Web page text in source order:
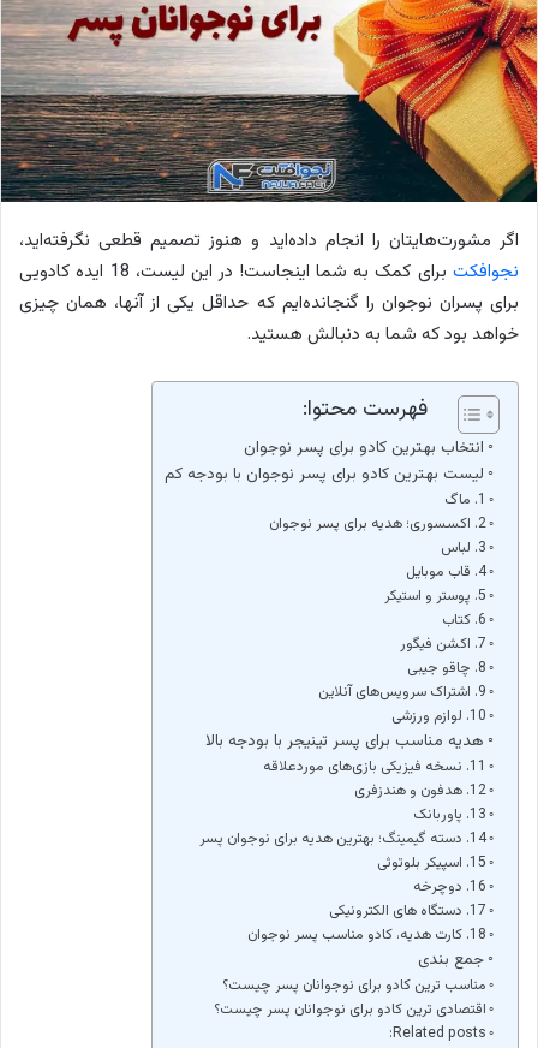
اگر مشورت‌هایتان را انجام داده‌اید و هنوز تصمیم قطعی نگرفته‌اید،
نجوافکت
برای کمک به شما اینجاست! در این لیست، 18 ایده کادویی
برای پسران نوجوان را گنجانده‌ایم که حداقل یکی از آنها، همان چیزی
خواهد بود که شما به دنبالش هستید.
فهرست محتوا:
انتخاب بهترین کادو برای پسر نوجوان
لیست بهترین کادو برای پسر نوجوان با بودجه کم
1. ماگ
2. اکسسوری؛ هدیه برای پسر نوجوان
3. لباس
4. قاب موبایل
5. پوستر و استیکر
6. کتاب
7. اکشن فیگور
8. چاقو جیبی
9. اشتراک سرویس‌های آنلاین
10. لوازم ورزشی
هدیه مناسب برای پسر تینیجر با بودجه بالا
11. نسخه فیزیکی بازی‌های موردعلاقه
12. هدفون و هندزفری
13. پاوربانک
14. دسته گیمینگ؛ بهترین هدیه برای نوجوان پسر
15. اسپیکر بلوتوثی
16. دوچرخه
17. دستگاه های الکترونیکی
18. کارت هدیه، کادو مناسب پسر نوجوان
جمع بندی
مناسب ترین کادو برای نوجوانان پسر چیست؟
اقتصادی ترین کادو برای نوجوانان پسر چیست؟
Related posts: